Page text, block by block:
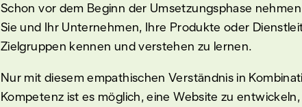
Schon vor dem Beginn der Umsetzungsphase
Sie und Ihr Unternehmen, Ihre Produkte oder
Zielgruppen kennen und verstehen zu lernen.
Nur mit diesem empathischen Verständnis in
Kompetenz ist es möglich, eine Website zu entwickeln,